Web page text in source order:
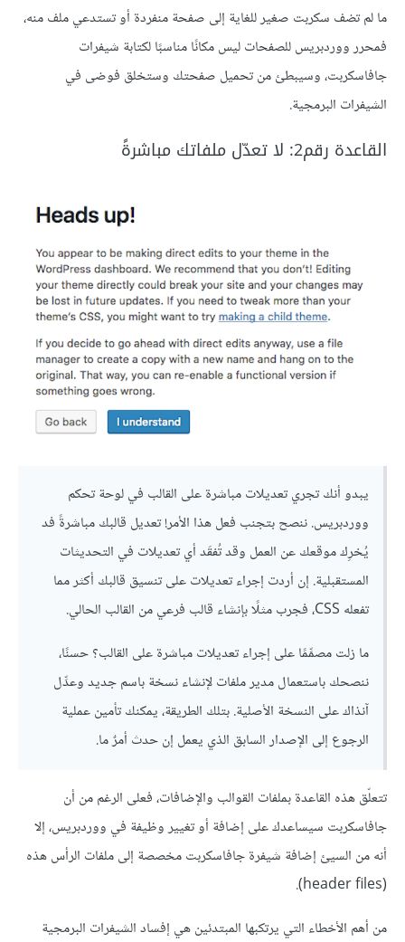
ما لم تضف سكربت صغير للغاية إلى صفحة منفردة أو تستدعي ملف منه،
فمحرر ووردبريس للصفحات ليس مكانًا مناسبًا لكتابة شيفرات
جافاسكربت، وسيبطئ من تحميل صفحتك وستخلق فوضى في
الشيفرات البرمجية.
القاعدة رقم2: لا تعدّل ملفاتك مباشرةً
يبدو أنك تجري تعديلات مباشرة على القالب في لوحة تحكم
ووردبريس. ننصح بتجنب فعل هذا الأمر! تعديل قالبك مباشرةً فد
يُخرِك موقعك عن العمل وقد تُفقَد أي تعديلات في التحديثات
المستقبلية. إن أردت إجراء تعديلات على تنسيق قالبك أكثر مما
تفعله CSS، فجرب مثلًا بإنشاء قالب فرعي من القالب الحالي.
ما زلت مصمِّمًا على إجراء تعديلات مباشرة على القالب؟ حسنًا،
ننصحك باستعمال مدير ملفات لإنشاء نسخة باسم جديد وعدِّل
آنذاك على النسخة الأصلية. بتلك الطريقة، يمكنك تأمين عملية
الرجوع إلى الإصدار السابق الذي يعمل إن حدث أمرٌ ما.
تتعلّق هذه القاعدة بملفات القوالب والإضافات، فعلى الرغم من أن
جافاسكربت سيساعدك على إضافة أو تغيير وظيفة في ووردبريس، إلا
أنه من السيئ إضافة شيفرة جافاسكربت مخصصة إلى ملفات الرأس هذه
(header files).
من أهم الأخطاء التي يرتكبها المبتدئين هي إفساد الشيفرات البرمجية